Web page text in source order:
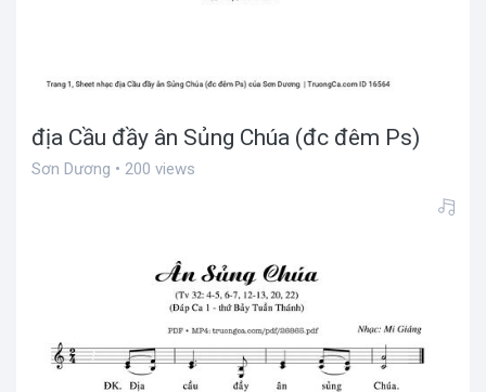
địa Cầu đầy ân Sủng Chúa (đc đêm Ps)
Sơn Dương • 200 views